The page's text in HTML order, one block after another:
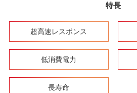
特長
超高速レスポンス
低消費電力
長寿命